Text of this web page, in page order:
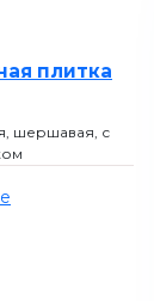
плитка
шершавая, с